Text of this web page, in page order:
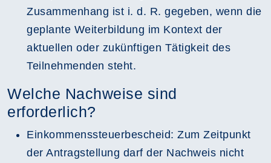
Zusammenhang ist i. d. R. gegeben, wenn die
geplante Weiterbildung im Kontext der
aktuellen oder zukünftigen Tätigkeit des
Teilnehmenden steht.
Welche Nachweise sind
erforderlich?
Einkommenssteuerbescheid: Zum Zeitpunkt
der Antragstellung darf der Nachweis nicht